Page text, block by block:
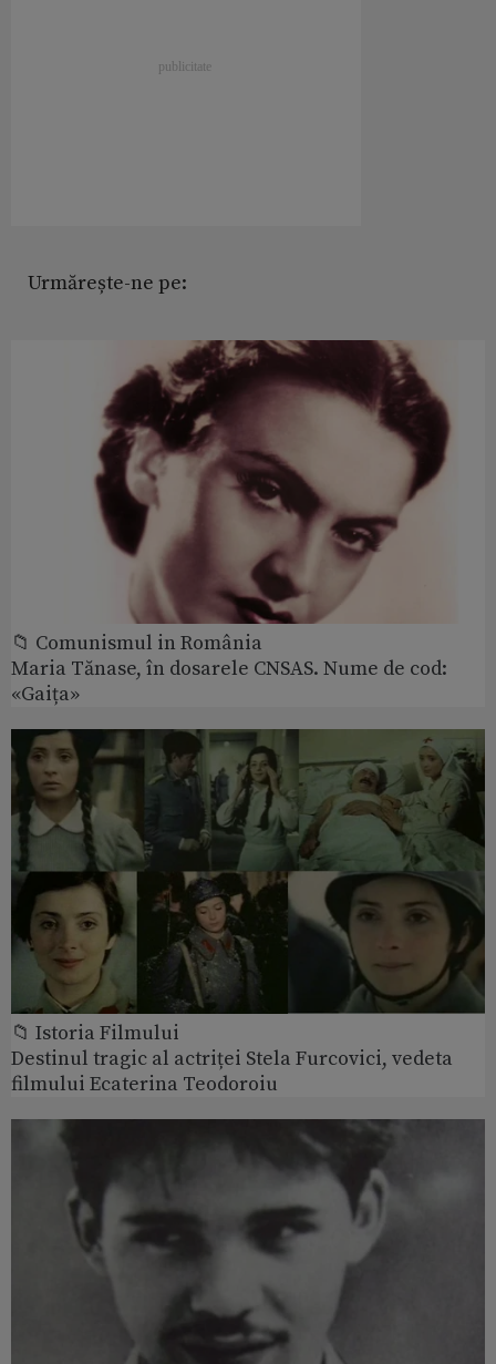
Urmărește-ne pe:
📁 Comunismul in România
Maria Tănase, în dosarele CNSAS. Nume de cod:
«Gaița»
📁 Istoria Filmului
Destinul tragic al actriței Stela Furcovici, vedeta
filmului Ecaterina Teodoroiu